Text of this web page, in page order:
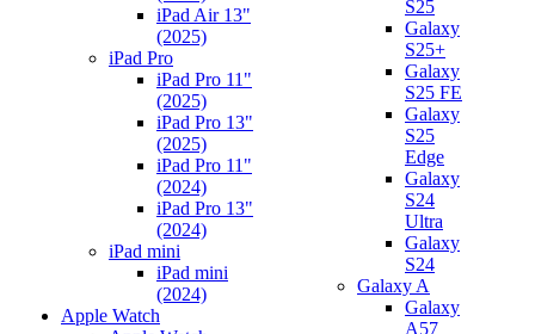
iPad Air 13"
(2025)
iPad Pro
iPad Pro 11"
(2025)
iPad Pro 13"
(2025)
iPad Pro 11"
(2024)
iPad Pro 13"
(2024)
iPad mini
iPad mini
(2024)
Apple Watch
S25
Galaxy
S25+
Galaxy
S25 FE
Galaxy
S25
Edge
Galaxy
S24
Ultra
Galaxy
S24
Galaxy A
Galaxy
A57